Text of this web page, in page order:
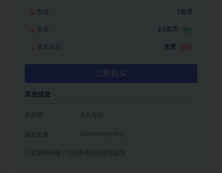
普通 5瓜币
会员 2.5瓜币 5折
永久会员 免费
立即购买
其他信息
有效期 永久有效
2026年03月29日
下载遇到问题？可联系客服或留言反馈